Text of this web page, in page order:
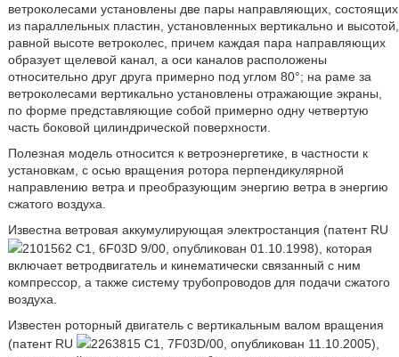
ветроколесами установлены две пары направляющих, состоящих
из параллельных пластин, установленных вертикально и высотой,
равной высоте ветроколес, причем каждая пара направляющих
образует щелевой канал, а оси каналов расположены
относительно друг друга примерно под углом 80°; на раме за
ветроколесами вертикально установлены отражающие экраны,
по форме представляющие собой примерно одну четвертую
часть боковой цилиндрической поверхности.
Полезная модель относится к ветроэнергетике, в частности к
установкам, с осью вращения ротора перпендикулярной
направлению ветра и преобразующим энергию ветра в энергию
сжатого воздуха.
Известна ветровая аккумулирующая электростанция (патент RU
2101562 С1, 6F03D 9/00, опубликован 01.10.1998), которая
включает ветродвигатель и кинематически связанный с ним
компрессор, а также систему трубопроводов для подачи сжатого
воздуха.
Известен роторный двигатель с вертикальным валом вращения
(патент RU
2263815 С1, 7F03D/00, опубликован 11.10.2005),